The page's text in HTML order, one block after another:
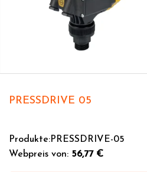
PRESSDRIVE 05
Produkte:PRESSDRIVE-05
Webpreis von: 56,77 €